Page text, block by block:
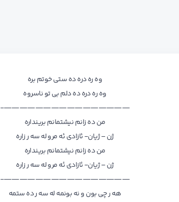
وه ره دره ده ستی خوتم بره
وه ره دره ده دلم بی تو ناسروه
————————————————-
من ده زانم نیشتمانم برینداره
ژن – ژیان- ئازادی ئه مرو له سه ر زاره
من ده زانم نیشتمانم برینداره
ژن – ژیان- ئازادی ئه مرو له سه ر زاره
————————————————-
هه ر چی بون و نه بونمه له سه ر ده ستمه